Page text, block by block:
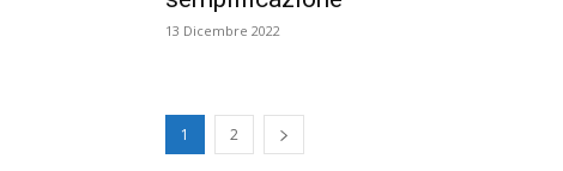
13 Dicembre 2022
1 2